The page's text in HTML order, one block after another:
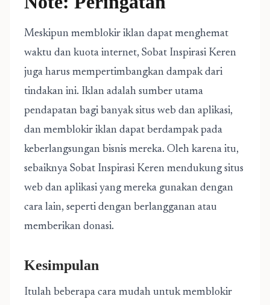
Meskipun memblokir iklan dapat menghemat
waktu dan kuota internet, Sobat Inspirasi Keren
juga harus mempertimbangkan dampak dari
tindakan ini. Iklan adalah sumber utama
pendapatan bagi banyak situs web dan aplikasi,
dan memblokir iklan dapat berdampak pada
keberlangsungan bisnis mereka. Oleh karena itu,
sebaiknya Sobat Inspirasi Keren mendukung situs
web dan aplikasi yang mereka gunakan dengan
cara lain, seperti dengan berlangganan atau
memberikan donasi.
Kesimpulan
Itulah beberapa cara mudah untuk memblokir